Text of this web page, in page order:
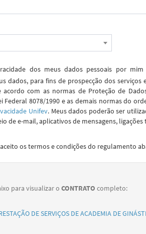
dos meus dados pessoais por
dados, para fins de prospecção dos serviços
com as normas de Proteção de
Federal 8078/1990 e as demais normas do
Unifev. Meus dados poderão ser
de e-mail, aplicativos de mensagens, ligações
os termos e condições do regulamento
para visualizar o CONTRATO completo:
DE SERVIÇOS DE ACADEMIA DE